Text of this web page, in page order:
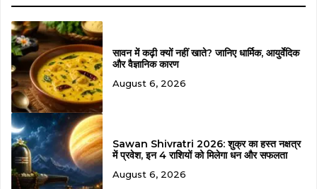
सावन में कढ़ी क्यों नहीं खाते? जानिए धार्मिक, आयुर्वेदिक
और वैज्ञानिक कारण
August 6, 2026
Sawan Shivratri 2026: शुक्र का हस्त नक्षत्र
में प्रवेश, इन 4 राशियों को मिलेगा धन और सफलता
August 6, 2026